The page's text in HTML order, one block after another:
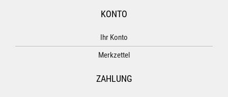
KONTO
Ihr Konto
Merkzettel
ZAHLUNG